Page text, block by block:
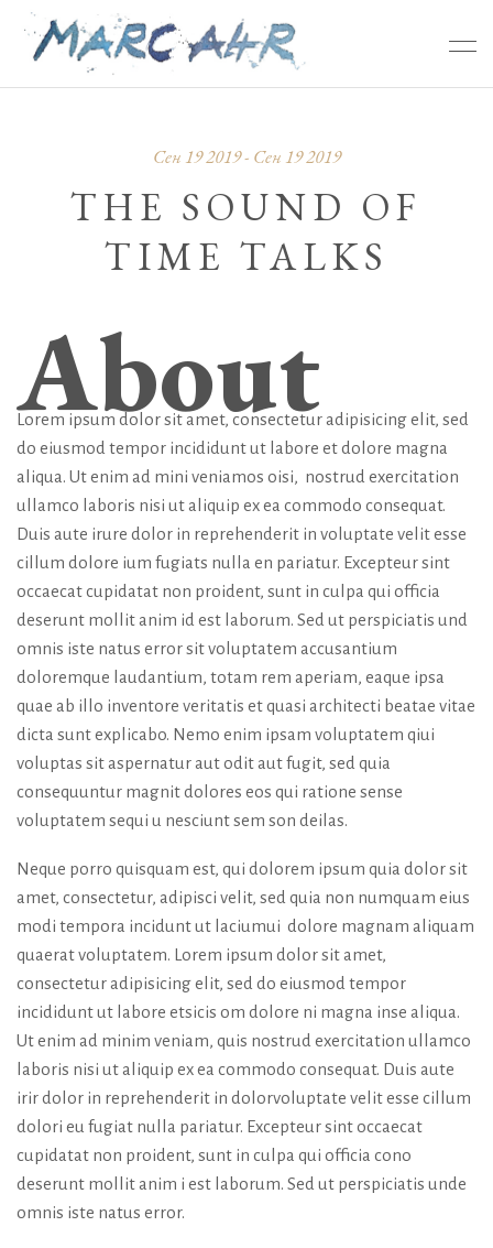
Сен 19 2019 - Сен 19 2019
THE SOUND OF
TIME TALKS
About
Lorem ipsum dolor sit amet, consectetur adipisicing elit, sed
do eiusmod tempor incididunt ut labore et dolore magna
aliqua. Ut enim ad mini veniamos oisi, nostrud exercitation
ullamco laboris nisi ut aliquip ex ea commodo consequat.
Duis aute irure dolor in reprehenderit in voluptate velit esse
cillum dolore ium fugiats nulla en pariatur. Excepteur sint
occaecat cupidatat non proident, sunt in culpa qui officia
deserunt mollit anim id est laborum. Sed ut perspiciatis und
omnis iste natus error sit voluptatem accusantium
doloremque laudantium, totam rem aperiam, eaque ipsa
quae ab illo inventore veritatis et quasi architecti beatae vitae
dicta sunt explicabo. Nemo enim ipsam voluptatem qiui
voluptas sit aspernatur aut odit aut fugit, sed quia
consequuntur magnit dolores eos qui ratione sense
voluptatem sequi u nesciunt sem son deilas.
Neque porro quisquam est, qui dolorem ipsum quia dolor sit
amet, consectetur, adipisci velit, sed quia non numquam eius
modi tempora incidunt ut laciumui dolore magnam aliquam
quaerat voluptatem. Lorem ipsum dolor sit amet,
consectetur adipisicing elit, sed do eiusmod tempor
incididunt ut labore etsicis om dolore ni magna inse aliqua.
Ut enim ad minim veniam, quis nostrud exercitation ullamco
laboris nisi ut aliquip ex ea commodo consequat. Duis aute
irir dolor in reprehenderit in dolorvoluptate velit esse cillum
dolori eu fugiat nulla pariatur. Excepteur sint occaecat
cupidatat non proident, sunt in culpa qui officia cono
deserunt mollit anim i est laborum. Sed ut perspiciatis unde
omnis iste natus error.